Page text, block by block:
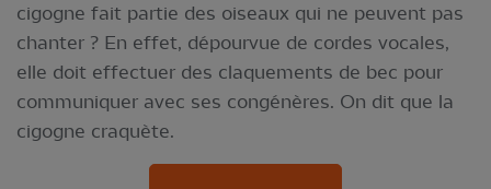
cigogne fait partie des oiseaux qui ne peuvent pas
chanter ? En effet, dépourvue de cordes vocales,
elle doit effectuer des claquements de bec pour
communiquer avec ses congénères. On dit que la
cigogne craquète.